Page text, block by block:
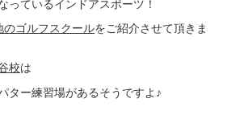
っているインドアスポーツ！
ゴルフスクールをご紹介させて頂きま
校は
ター練習場があるそうですよ♪